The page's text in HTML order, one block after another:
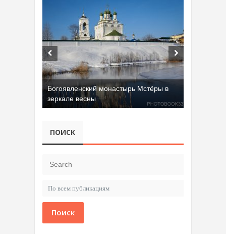
Богоявленский монастырь Мстёры в
зеркале весны
ПОИСК
Поиск